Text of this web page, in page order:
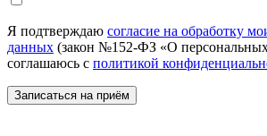
Я подтверждаю согласие на обработку
данных (закон №152-ФЗ «О
соглашаюсь с политикой